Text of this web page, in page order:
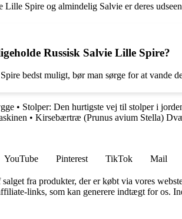
Spire og almindelig Salvie er deres
Russisk Salvie Lille Spire?
bedst muligt, bør man sørge for at
• Stolper: Den hurtigste vej til stolper i
• Kirsebærtræ (Prunus avium Stella)
YouTube Pinterest TikTok Mail
fra produkter, der er købt via vores
links, som kan generere indtægt for os.